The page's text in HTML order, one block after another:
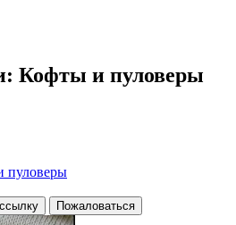
Кофты и пуловеры
пуловеры
Пожаловаться